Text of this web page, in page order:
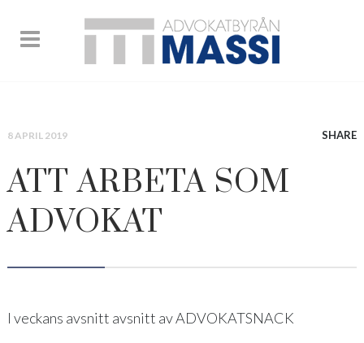
8 APRIL 2019 SHARE
ATT ARBETA SOM
ADVOKAT
I veckans avsnitt avsnitt av ADVOKATSNACK